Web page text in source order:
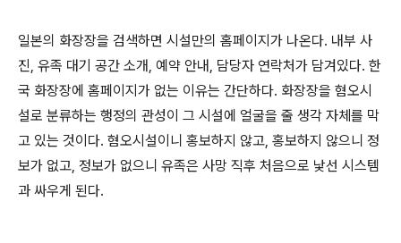
일본의 화장장을 검색하면 시설만의 홈페이지가 나온다. 내부 사
진, 유족 대기 공간 소개, 예약 안내, 담당자 연락처가 담겨있다. 한
국 화장장에 홈페이지가 없는 이유는 간단하다. 화장장을 혐오시
설로 분류하는 행정의 관성이 그 시설에 얼굴을 줄 생각 자체를 막
고 있는 것이다. 혐오시설이니 홍보하지 않고, 홍보하지 않으니 정
보가 없고, 정보가 없으니 유족은 사망 직후 처음으로 낯선 시스템
과 싸우게 된다.